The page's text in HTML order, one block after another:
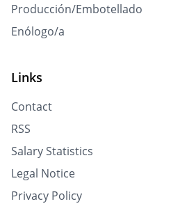
Producción/Embotellado
Enólogo/a
Links
Contact
RSS
Salary Statistics
Legal Notice
Privacy Policy